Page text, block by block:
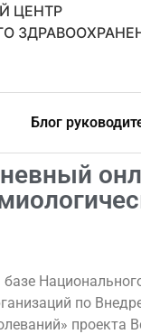
ЦЕНТР
Блог
базе
по
проекта